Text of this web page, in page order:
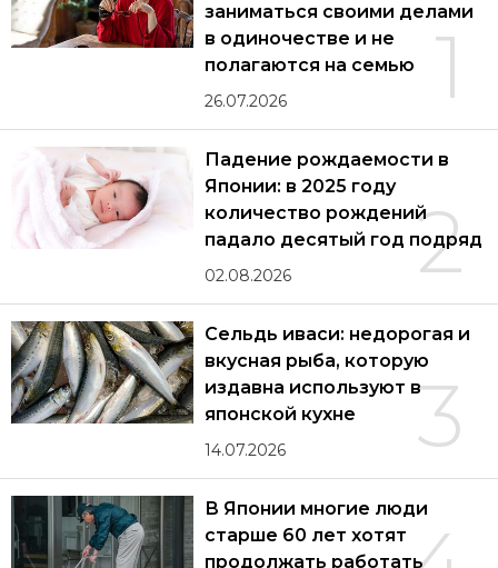
1
заниматься своими делами
в одиночестве и не
полагаются на семью
26.07.2026
2
Падение рождаемости в
Японии: в 2025 году
количество рождений
падало десятый год подряд
02.08.2026
3
Сельдь иваси: недорогая и
вкусная рыба, которую
издавна используют в
японской кухне
14.07.2026
В Японии многие люди
старше 60 лет хотят
продолжать работать